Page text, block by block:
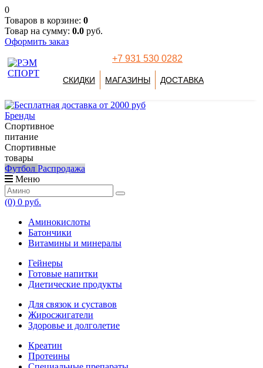
0
Товаров в корзине: 0
Товар на сумму: 0.0 руб.
Оформить заказ
+7 931 530 0282
СКИДКИ МАГАЗИНЫ ДОСТАВКА
Бренды
Спортивное
питание
Спортивные
товары
Футбол Распродажа
Меню
(0) 0 руб.
Аминокислоты
Батончики
Витамины и минералы
Гейнеры
Готовые напитки
Диетические продукты
Для связок и суставов
Жиросжигатели
Здоровье и долголетие
Креатин
Протеины